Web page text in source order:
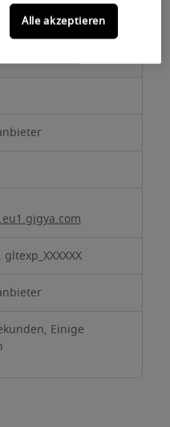
Einige
Alle akzeptieren